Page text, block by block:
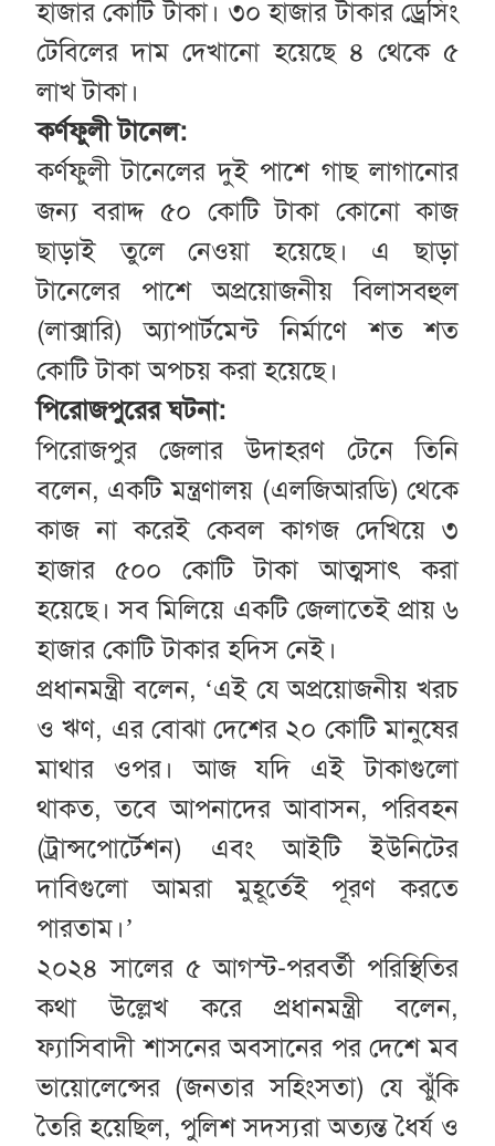
হাজার কোটি টাকা। ৩০ হাজার টাকার ড্রেসিং
টেবিলের দাম দেখানো হয়েছে ৪ থেকে ৫
লাখ টাকা।
কর্ণফুলী টানেল:
কর্ণফুলী টানেলের দুই পাশে গাছ লাগানোর
জন্য বরাদ্দ ৫০ কোটি টাকা কোনো কাজ
ছাড়াই তুলে নেওয়া হয়েছে। এ ছাড়া
টানেলের পাশে অপ্রয়োজনীয় বিলাসবহুল
(লাক্সারি) অ্যাপার্টমেন্ট নির্মাণে শত শত
কোটি টাকা অপচয় করা হয়েছে।
পিরোজপুরের ঘটনা:
পিরোজপুর জেলার উদাহরণ টেনে তিনি
বলেন, একটি মন্ত্রণালয় (এলজিআরডি) থেকে
কাজ না করেই কেবল কাগজ দেখিয়ে ৩
হাজার ৫০০ কোটি টাকা আত্মসাৎ করা
হয়েছে। সব মিলিয়ে একটি জেলাতেই প্রায় ৬
হাজার কোটি টাকার হদিস নেই।
প্রধানমন্ত্রী বলেন, ‘এই যে অপ্রয়োজনীয় খরচ
ও ঋণ, এর বোঝা দেশের ২০ কোটি মানুষের
মাথার ওপর। আজ যদি এই টাকাগুলো
থাকত, তবে আপনাদের আবাসন, পরিবহন
(ট্রান্সপোর্টেশন) এবং আইটি ইউনিটের
দাবিগুলো আমরা মুহূর্তেই পূরণ করতে
পারতাম।’
২০২৪ সালের ৫ আগস্ট-পরবর্তী পরিস্থিতির
কথা উল্লেখ করে প্রধানমন্ত্রী বলেন,
ফ্যাসিবাদী শাসনের অবসানের পর দেশে মব
ভায়োলেন্সের (জনতার সহিংসতা) যে ঝুঁকি
তৈরি হয়েছিল, পুলিশ সদস্যরা অত্যন্ত ধৈর্য ও